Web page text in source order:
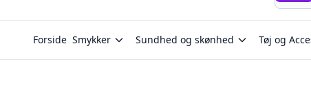
Forside Smykker Sundhed og skønhed Tøj og